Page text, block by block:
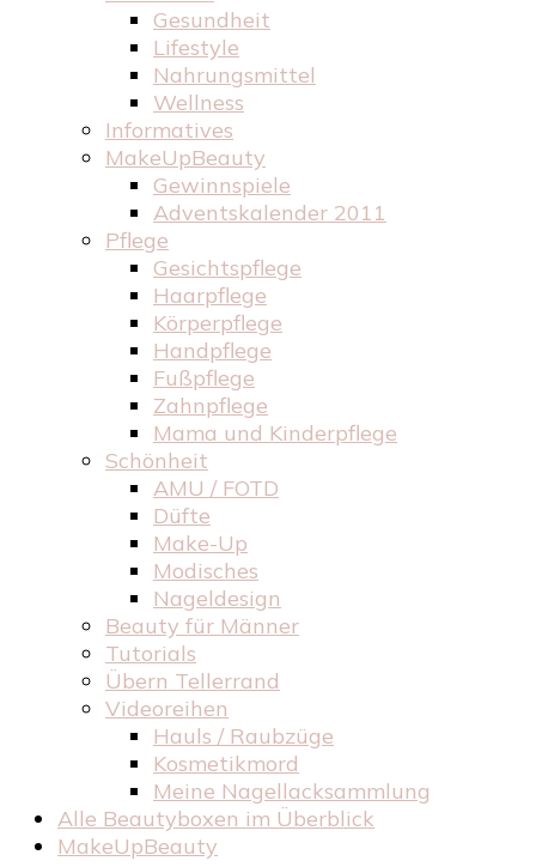
Gesundheit
Lifestyle
Nahrungsmittel
Wellness
Informatives
MakeUpBeauty
Gewinnspiele
Adventskalender 2011
Pflege
Gesichtspflege
Haarpflege
Körperpflege
Handpflege
Fußpflege
Zahnpflege
Mama und Kinderpflege
Schönheit
AMU / FOTD
Düfte
Make-Up
Modisches
Nageldesign
Beauty für Männer
Tutorials
Übern Tellerrand
Videoreihen
Hauls / Raubzüge
Kosmetikmord
Meine Nagellacksammlung
Alle Beautyboxen im Überblick
MakeUpBeauty